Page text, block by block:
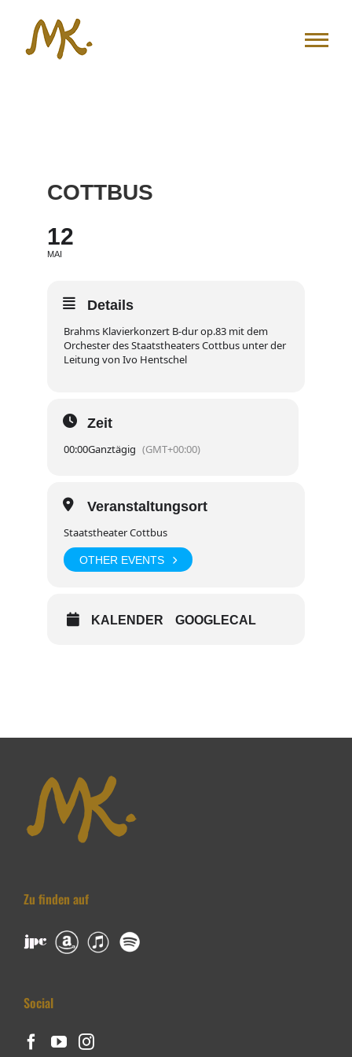
springen
COTTBUS
12
MAI
Details
Brahms Klavierkonzert B-dur op.83 mit dem
Orchester des Staatstheaters Cottbus unter der
Leitung von Ivo Hentschel
Zeit
00:00Ganztägig (GMT+00:00)
Veranstaltungsort
Staatstheater Cottbus
OTHER EVENTS
KALENDER GOOGLECAL
Zu finden auf
Social